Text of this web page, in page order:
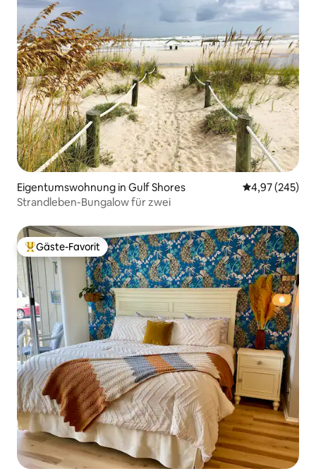
Eigentumswohnung in Gulf Shores
4,97 (245)
Strandleben-Bungalow für zwei
Beliebter Gäste-Favorit.
Gäste-Favorit